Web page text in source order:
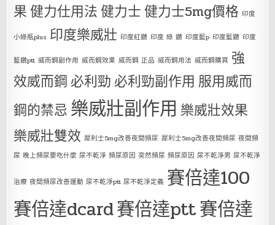
果健力仕用法健力士健力士5mg價格 印度
小綠瓶plus 印度樂威壯 印度紅鑽 印度 綠 鑽 印度藍p 印度藍鑽 印度
藍鑽ptt 威而鋼副作用 威而鋼效果 威而鋼 正品 威而鋼用法 威而鋼購買 強
效威而鋼 必利勁 必利勁副作用 服用威而
鋼的禁忌 樂威壯副作用 樂威壯效果
樂威壯雙效 犀利士5mg改善夜間頻尿 犀利士5mg改善夜間頻尿 夜間頻
尿 晚上頻尿要吃什麼 尿不乾淨 頻尿原因 突然頻尿 頻尿原因 尿不乾淨男 尿不乾淨
治療 夜間頻尿改善運動 尿不乾淨ptt 尿不乾淨定義 賽倍達100
賽倍達dcard賽倍達ptt賽倍達